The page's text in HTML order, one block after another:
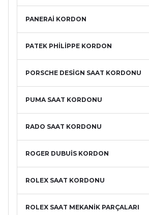
PANERAİ KORDON
PATEK PHİLİPPE KORDON
PORSCHE DESİGN SAAT KORDONU
PUMA SAAT KORDONU
RADO SAAT KORDONU
ROGER DUBUİS KORDON
ROLEX SAAT KORDONU
ROLEX SAAT MEKANİK PARÇALARI